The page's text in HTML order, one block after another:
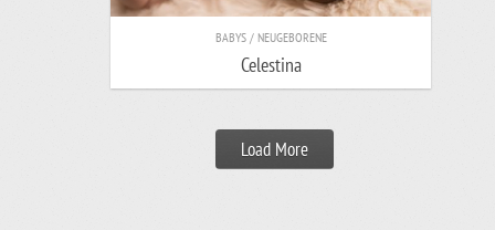
BABYS / NEUGEBORENE
Celestina
Load More